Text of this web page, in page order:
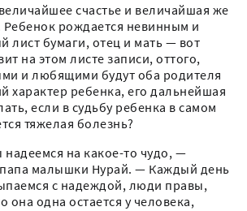
Войти
счастье и величайшая же
Ребенок рождается невинным и
лист бумаги, отец и мать — вот
на этом листе записи, оттого,
и любящими будут оба родителя
характер ребенка, его дальнейшая
если в судьбу ребенка в самом
тяжелая болезнь?
на какое-то чудо, —
малышки Нурай. — Каждый день
с надеждой, люди правы,
она одна остается у человека,